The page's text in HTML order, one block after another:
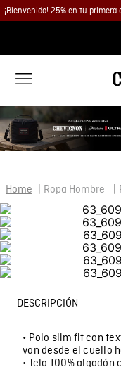
¡Bienvenido! 25% en tu primera
Ropa Hombre
DESCRIPCIÓN
• Polo slim fit con
van desde el cuello
• Tela 100%